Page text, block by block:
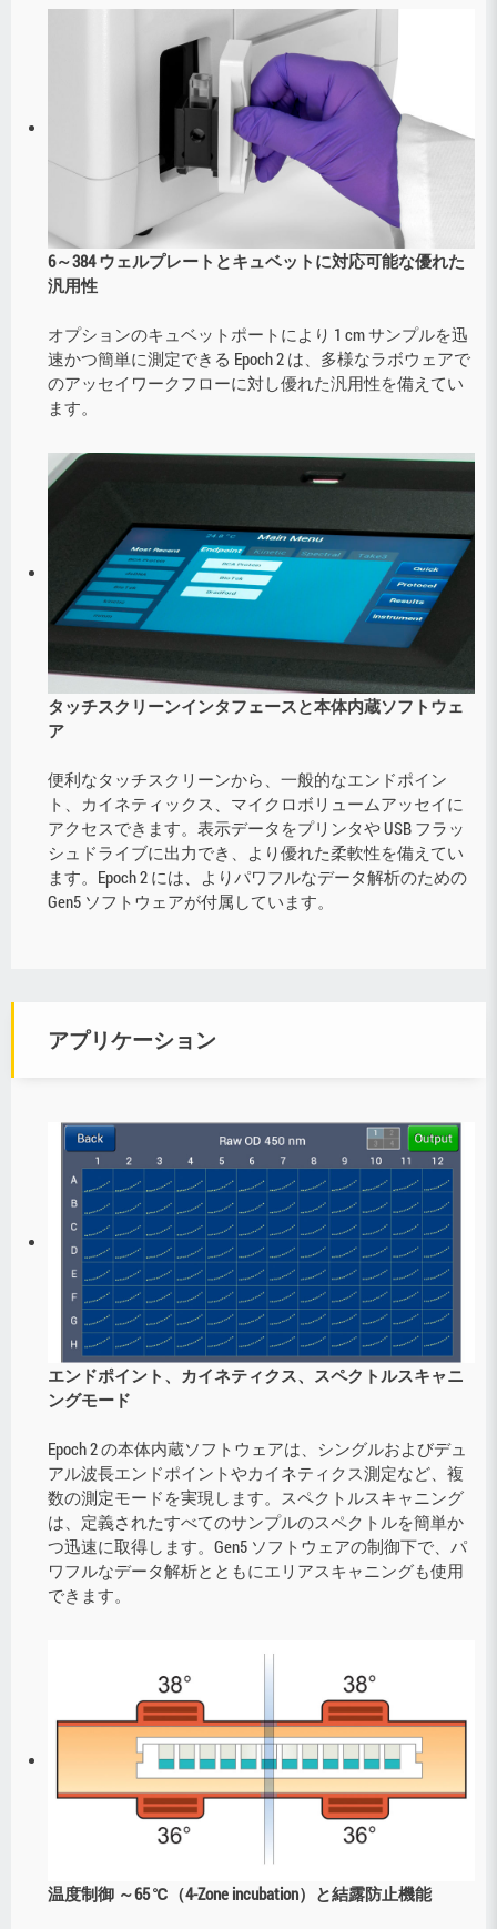
6～384 ウェルプレートとキュベットに対応可能な優れた
汎用性
オプションのキュベットポートにより 1 cm サンプルを迅
速かつ簡単に測定できる Epoch 2 は、多様なラボウェアで
のアッセイワークフローに対し優れた汎用性を備えてい
ます。
タッチスクリーンインタフェースと本体内蔵ソフトウェ
ア
便利なタッチスクリーンから、一般的なエンドポイン
ト、カイネティックス、マイクロボリュームアッセイに
アクセスできます。表示データをプリンタや USB フラッ
シュドライブに出力でき、より優れた柔軟性を備えてい
ます。Epoch 2 には、よりパワフルなデータ解析のための
Gen5 ソフトウェアが付属しています。
アプリケーション
エンドポイント、カイネティクス、スペクトルスキャニ
ングモード
Epoch 2 の本体内蔵ソフトウェアは、シングルおよびデュ
アル波長エンドポイントやカイネティクス測定など、複
数の測定モードを実現します。スペクトルスキャニング
は、定義されたすべてのサンプルのスペクトルを簡単か
つ迅速に取得します。Gen5 ソフトウェアの制御下で、パ
ワフルなデータ解析とともにエリアスキャニングも使用
できます。
温度制御 ～65 ℃（4-Zone incubation）と結露防止機能